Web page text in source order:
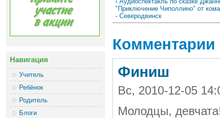
Навигация
Учитель
Ребёнок
Родитель
Блоги
"Приключение Чиполлино" от
- Северодвинск
Комментарии
Финиш
Вс, 2010-12-05
Молодцы,